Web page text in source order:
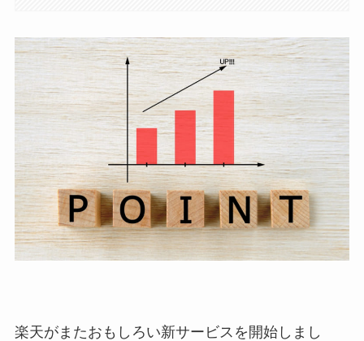
楽天がまたおもしろい新サービスを開始しまし